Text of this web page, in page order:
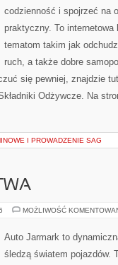
codzienność i spojrzeć na
praktyczny. To
tematom takim jak
ruch, a także dobre
się pewniej, znajdzie
Odżywcze. Na
I PROWADZENIE SAG
MOŻLIWOŚĆ
Auto Jarmark to
śledzą światem pojazdów.